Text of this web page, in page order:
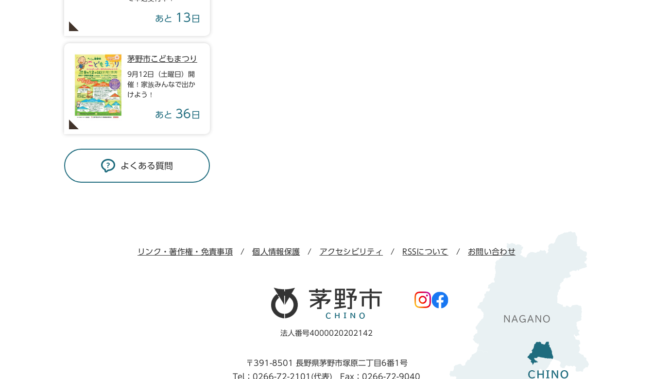
あと 13 日
茅野市こどもまつり
9月12日（土曜日）開
催！家族みんなで出か
けよう！
あと 36 日
よくある質問
リンク・著作権・免責事項 個人情報保護 アクセシビリティ RSSについて お問い合わせ
法人番号4000020202142
〒391-8501 長野県茅野市塚原二丁目6番1号
Tel：0266-72-2101(代表) Fax：0266-72-9040